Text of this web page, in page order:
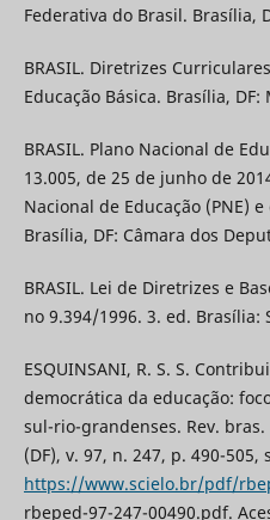
Federativa do Brasil. Brasília,
BRASIL. Diretrizes
Educação Básica. Brasília, DF:
BRASIL. Plano Nacional de
13.005, de 25 de junho de
Nacional de Educação (PNE)
Brasília, DF: Câmara dos
BRASIL. Lei de Diretrizes e
no 9.394/1996. 3. ed. Brasília:
ESQUINSANI, R. S. S.
democrática da educação:
sul-rio-grandenses. Rev.
(DF), v. 97, n. 247, p. 490-
https://www.scielo.br/pdf/
rbeped-97-247-00490.pdf.